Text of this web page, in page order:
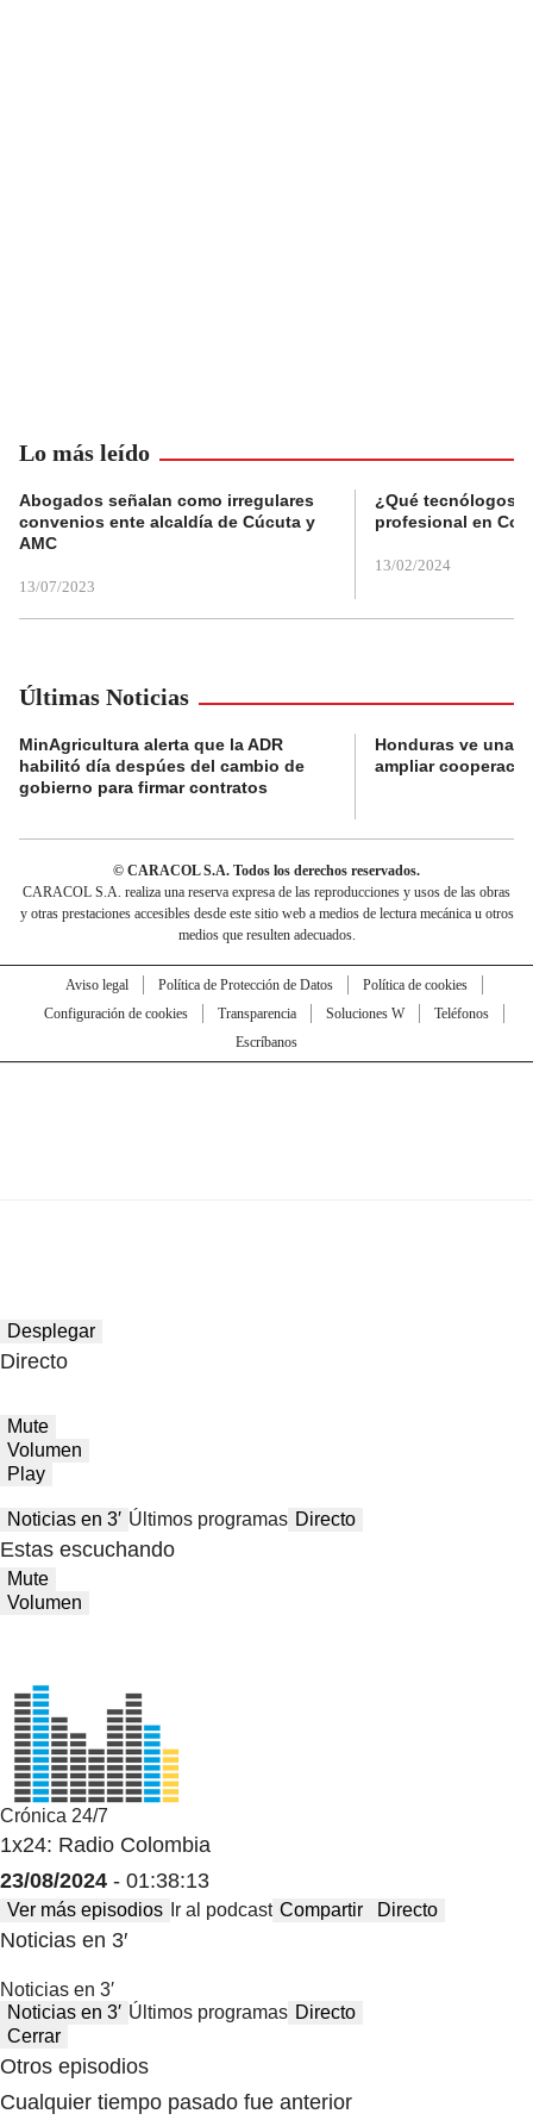
Lo más leído
Abogados señalan como irregulares
convenios ente alcaldía de Cúcuta y
AMC
13/07/2023
¿Qué tecnólogos
profesional en
13/02/2024
Últimas Noticias
MinAgricultura alerta que la ADR
habilitó día despúes del cambio de
gobierno para firmar contratos
Honduras ve una
ampliar
© CARACOL S.A. Todos los derechos reservados.
CARACOL S.A. realiza una reserva expresa de las reproducciones y usos de las obras
y otras prestaciones accesibles desde este sitio web a medios de lectura mecánica u otros
medios que resulten adecuados.
Aviso legal Política de Protección de Datos
Política de cookies
Configuración de cookies
Transparencia Soluciones W
Teléfonos
Escríbanos
Desplegar
Directo
Mute
Volumen
Play
Noticias en 3′ Últimos programas Directo
Estas escuchando
Mute
Volumen
Crónica 24/7
1x24: Radio Colombia
23/08/2024 - 01:38:13
Ver más episodios Ir al podcast Compartir Directo
Noticias en 3′
Noticias en 3′
Noticias en 3′ Últimos programas Directo
Cerrar
Otros episodios
Cualquier tiempo pasado fue anterior